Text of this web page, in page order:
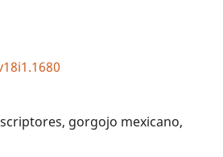
gorgojo mexicano,